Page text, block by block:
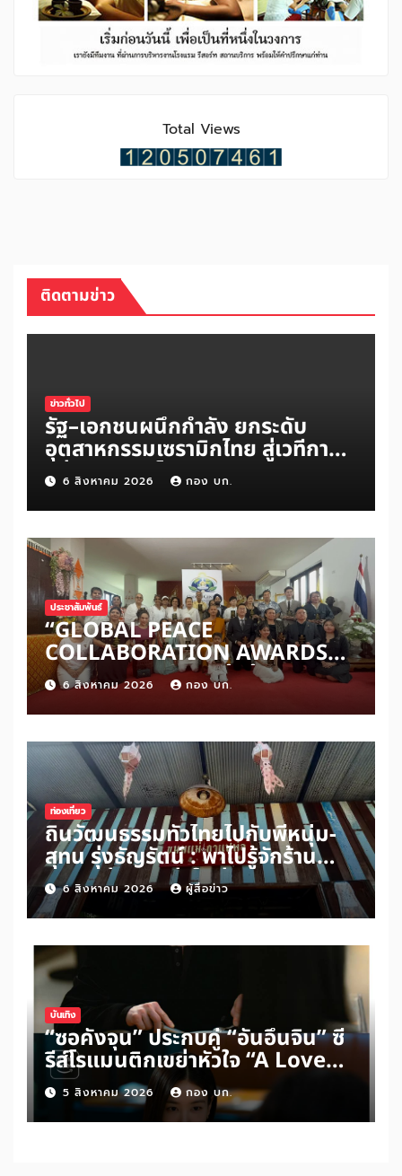
Total Views
ติดตามข่าว
ข่าวทั่วไป
รัฐ–เอกชนผนึกกำลัง ยกระดับ
อุตสาหกรรมเซรามิกไทย สู่เวทีการ
แข่งขันระดับโลก
6 สิงหาคม 2026 กอง บก.
ประชาสัมพันธ์
“GLOBAL PEACE
COLLABORATION AWARDS
2026” เปิดเวทีเชิดชูผู้สร้าง
สันติภาพโลก ดันแนวคิด ‘สันติภาพ
เริ่มต้นจากหัวใจมนุษย์’ สู่ความร่วม
มือระดับนานาชาติ
6 สิงหาคม 2026 กอง บก.
ท่องเที่ยว
ถิ่นวัฒนธรรมทั่วไทยไปกับพี่หนุ่ม-
สุทน รุ่งธัญรัตน์ : พาไปรู้จักร้าน
ขนมแม่กาแฟพ่อในย่านสวนเกษตร
อำเภออัมพวา จังหวัดสมุทรสงคราม
6 สิงหาคม 2026 ผู้สื่อข่าว
บันเทิง
“ซอคังจุน” ประกบคู่ “อันอึนจิน” ซี
รีส์โรแมนติกเขย่าหัวใจ “A Love
Other Than Yours”
5 สิงหาคม 2026 กอง บก.